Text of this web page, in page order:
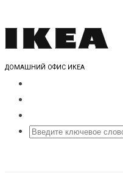
ДОМАШНИЙ ОФИС ИКЕА